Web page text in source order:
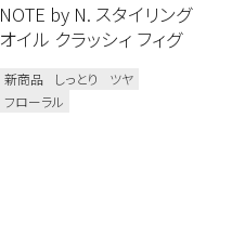
NOTE by N. スタイリング
オイル クラッシィ フィグ
新商品 しっとり
ツヤ
フローラル